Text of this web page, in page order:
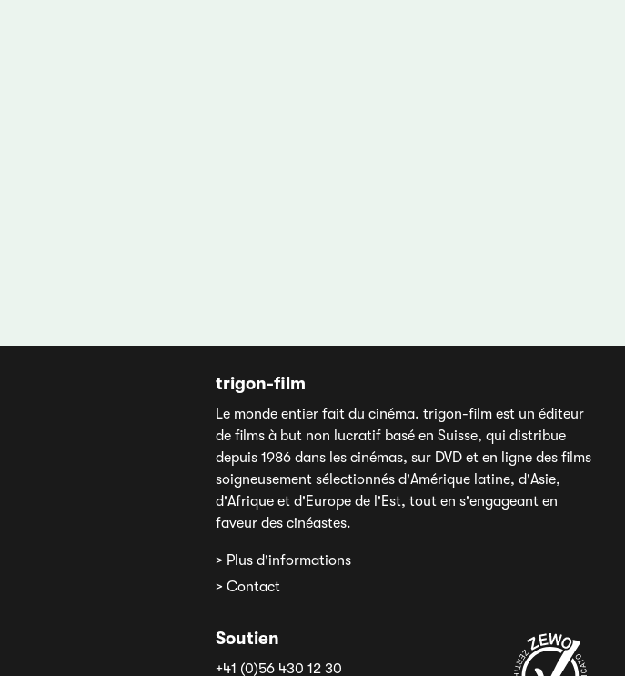
trigon-film
Le monde entier fait du cinéma. trigon-film est un éditeur
de films à but non lucratif basé en Suisse, qui distribue
depuis 1986 dans les cinémas, sur DVD et en ligne des films
soigneusement sélectionnés d'Amérique latine, d'Asie,
d'Afrique et d'Europe de l'Est, tout en s'engageant en
faveur des cinéastes.
> Plus d'informations
> Contact
Soutien
+41 (0)56 430 12 30